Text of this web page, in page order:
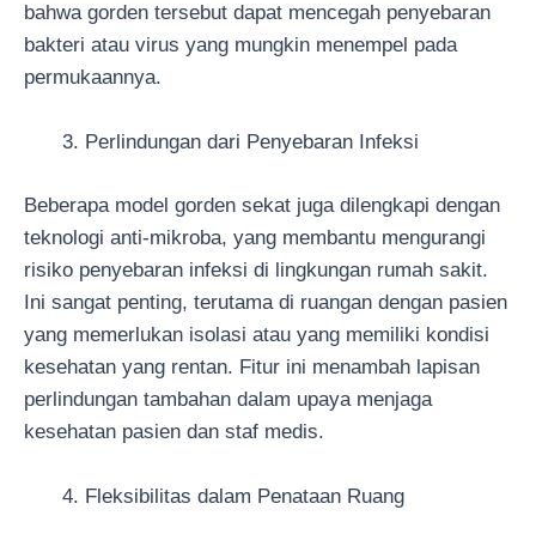
bahwa gorden tersebut dapat mencegah penyebaran
bakteri atau virus yang mungkin menempel pada
permukaannya.
Perlindungan dari Penyebaran Infeksi
Beberapa model gorden sekat juga dilengkapi dengan
teknologi anti-mikroba, yang membantu mengurangi
risiko penyebaran infeksi di lingkungan rumah sakit.
Ini sangat penting, terutama di ruangan dengan pasien
yang memerlukan isolasi atau yang memiliki kondisi
kesehatan yang rentan. Fitur ini menambah lapisan
perlindungan tambahan dalam upaya menjaga
kesehatan pasien dan staf medis.
Fleksibilitas dalam Penataan Ruang